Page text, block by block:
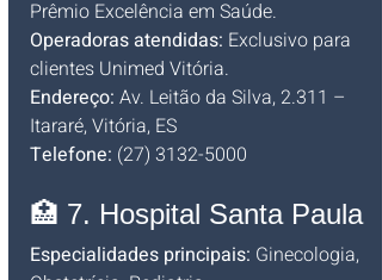
Prêmio Excelência em Saúde.
Operadoras atendidas: Exclusivo para
clientes Unimed Vitória.
Endereço: Av. Leitão da Silva, 2.311 –
Itararé, Vitória, ES
Telefone: (27) 3132-5000
🏥 7. Hospital Santa Paula
Especialidades principais: Ginecologia,